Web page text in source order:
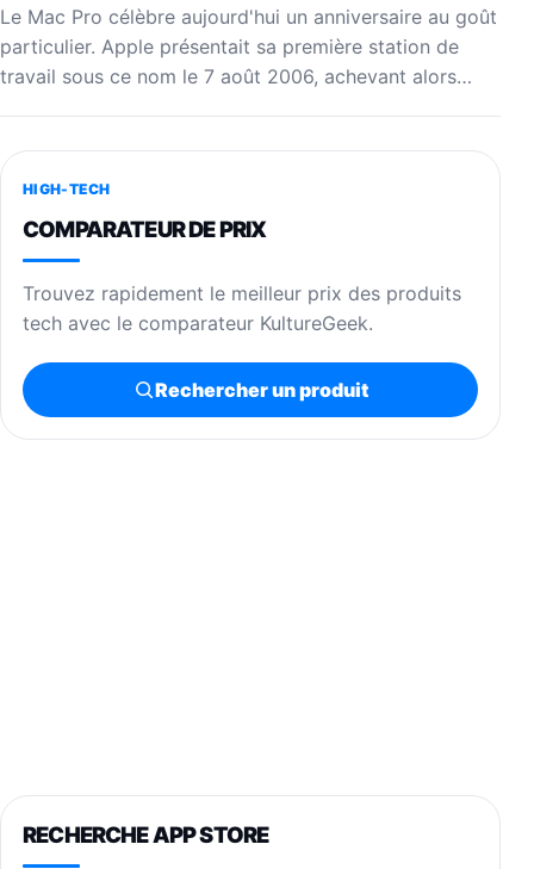
Le Mac Pro célèbre aujourd'hui un anniversaire au goût
particulier. Apple présentait sa première station de
travail sous ce nom le 7 août 2006, achevant alors…
HIGH-TECH
COMPARATEUR DE PRIX
Trouvez rapidement le meilleur prix des produits
tech avec le comparateur KultureGeek.
Rechercher un produit
RECHERCHE APP STORE